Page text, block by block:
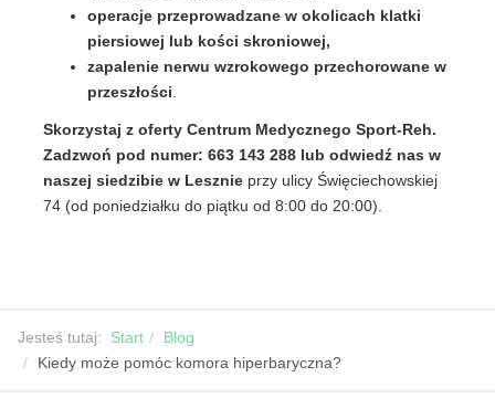
operacje przeprowadzane w okolicach klatki
piersiowej lub kości skroniowej,
zapalenie nerwu wzrokowego przechorowane w
przeszłości
Skorzystaj z oferty Centrum Medycznego Sport-Reh.
Zadzwoń pod numer: 663 143 288 lub odwiedź nas w
naszej siedzibie w Lesznie przy ulicy Święciechowskiej
74 (od poniedziałku do piątku od 8:00 do 20:00).
Jesteś tutaj: Start
Blog
Kiedy może pomóc komora hiperbaryczna?